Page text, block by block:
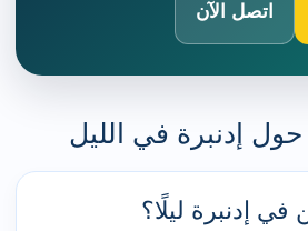
اتصل الآن
حول إدنبرة في الليل
في إدنبرة ليلًا؟